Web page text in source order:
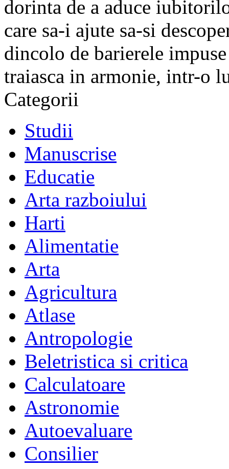
dorinta de a aduce
care sa-i ajute sa-si
dincolo de barierele
traiasca in armonie, intr-o
Categorii
Studii
Manuscrise
Educatie
Arta razboiului
Harti
Alimentatie
Arta
Agricultura
Atlase
Antropologie
Beletristica si critica
Calculatoare
Astronomie
Autoevaluare
Consilier